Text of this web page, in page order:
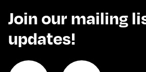
Join our mailing
updates!